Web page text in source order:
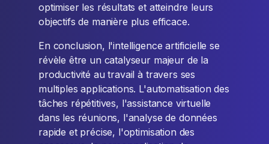
optimiser les résultats et atteindre leurs
objectifs de manière plus efficace.
En conclusion, l'intelligence artificielle se
révèle être un catalyseur majeur de la
productivité au travail à travers ses
multiples applications. L'automatisation des
tâches répétitives, l'assistance virtuelle
dans les réunions, l'analyse de données
rapide et précise, l'optimisation des